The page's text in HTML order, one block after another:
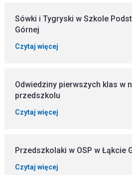
Sówki i Tygryski w Szkole
Górnej
Czytaj więcej
Odwiedziny pierwszych klas w
przedszkolu
Czytaj więcej
Przedszkolaki w OSP w Łąkcie
Czytaj więcej